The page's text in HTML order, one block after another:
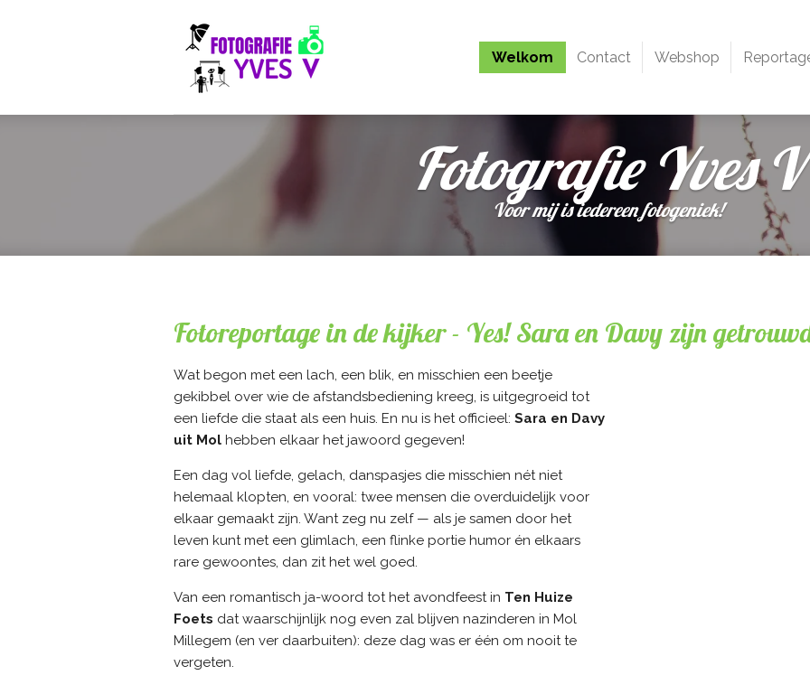
Welkom Contact Webshop
Fotografie Yves V
Voor mij is iedereen fotogeniek!
Fotoreportage in de kijker - Yes! Sara en Davy zijn
Wat begon met een lach, een blik, en misschien een beetje
gekibbel over wie de afstandsbediening kreeg, is uitgegroeid tot
een liefde die staat als een huis. En nu is het officieel: Sara en Davy
uit Mol hebben elkaar het jawoord gegeven!
Een dag vol liefde, gelach, danspasjes die misschien nét niet
helemaal klopten, en vooral: twee mensen die overduidelijk voor
elkaar gemaakt zijn. Want zeg nu zelf — als je samen door het
leven kunt met een glimlach, een flinke portie humor én elkaars
rare gewoontes, dan zit het wel goed.
Van een romantisch ja-woord tot het avondfeest in Ten Huize
Foets dat waarschijnlijk nog even zal blijven nazinderen in Mol
Millegem (en ver daarbuiten): deze dag was er één om nooit te
vergeten.